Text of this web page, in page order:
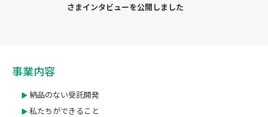
さまインタビューを公開しました
事業内容
納品のない受託開発
私たちができること